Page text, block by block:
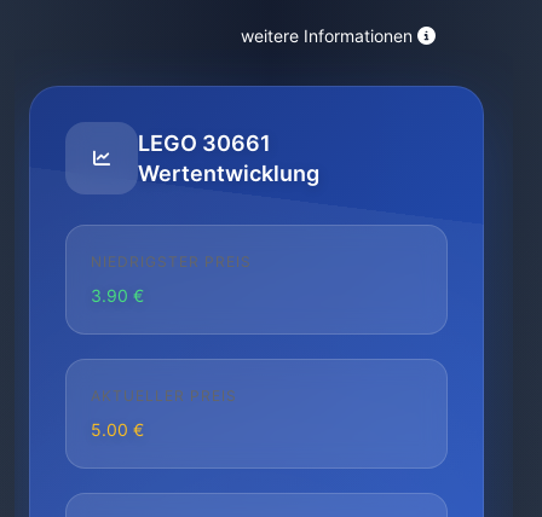
weitere Informationen
LEGO 30661
Wertentwicklung
NIEDRIGSTER PREIS
3.90 €
AKTUELLER PREIS
5.00 €